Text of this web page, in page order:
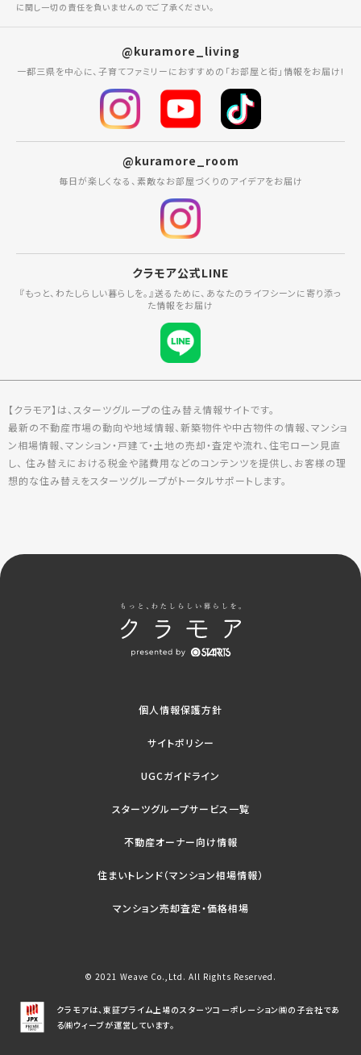
に関し一切の責任を負いませんのでご了承ください。
@kuramore_living
一都三県を中心に、子育てファミリーにおすすめの「お部屋と街」情報をお届け!
@kuramore_room
毎日が楽しくなる、素敵なお部屋づくりのアイデアをお届け
クラモア公式LINE
『もっと、わたしらしい暮らしを。』送るために、あなたのライフシーンに寄り添っ
た情報をお届け
【クラモア】は、スターツグループの住み替え情報サイトです。
最新の不動産市場の動向や地域情報、新築物件や中古物件の情報、マンショ
ン相場情報、マンション・戸建て・土地の売却・査定や流れ、住宅ローン見直
し、 住み替えにおける税金や諸費用などのコンテンツを提供し、お客様の理
想的な住み替えをスターツグループがトータルサポートします。
個人情報保護方針
サイトポリシー
UGCガイドライン
スターツグループサービス一覧
不動産オーナー向け情報
住まいトレンド（マンション相場情報）
マンション売却査定・価格相場
© 2021 Weave Co.,Ltd. All Rights Reserved.
クラモアは、東証プライム上場のスターツコーポレーション㈱の子会社であ
る㈱ウィーブが運営しています。